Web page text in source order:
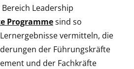
Leadership
Programmesind so
vermitteln, die
der Führungskräfte
und der Fachkräfte